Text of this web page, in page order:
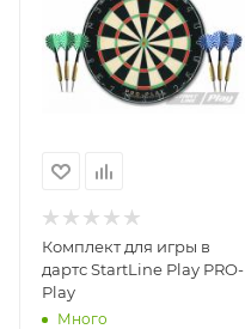
Комплект для игры в
дартс StartLine Play PRO-
Play
Много